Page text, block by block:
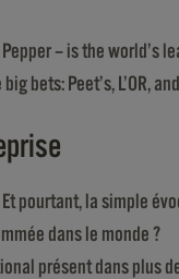
Pepper – is the
bets: Peet’s, L’OR,
pourtant, la simple
dans le monde ?
présent dans plus